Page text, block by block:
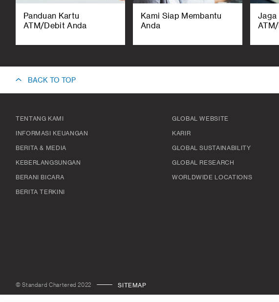
Panduan Kartu
ATM/Debit Anda
Kami Siap Membantu
Anda
Jaga
BACK TO TOP
TENTANG KAMI
INFORMASI KEUANGAN
BERITA & MEDIA
KEBERLANGSUNGAN
BERANI BICARA
BERITA TERKINI
GLOBAL WEBSITE
KARIR
GLOBAL SUSTAINABILITY
GLOBAL RESEARCH
WORLDWIDE LOCATIONS
© Standard Chartered 2022 SITEMAP